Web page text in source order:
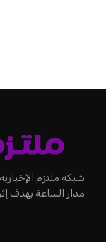
شبكة ملتزم
مدار الساعة بهدف